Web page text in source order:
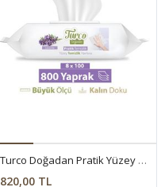
Turco Doğadan Pratik Yüzey Temizlik Havlusu Lavanta 8x100 (800 Yaprak)
820,00 TL